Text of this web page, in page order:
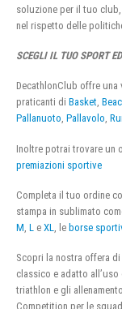
soluzione per il tuo
nel rispetto delle
SCEGLI IL TUO SPORT
DecathlonClub offre
praticanti di Basket,
Pallanuoto, Pallavolo,
Inoltre potrai trovare un
premiazioni sportive
Completa il tuo ordine
stampa in sublimato
M L e XL , le borse
Scopri la nostra offera
classico e adatto
triathlon e gli
Competition per le